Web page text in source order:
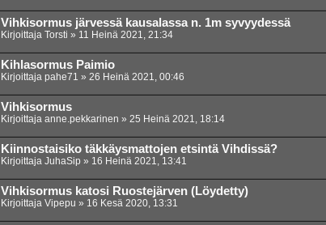
Vihkisormus järvessä kausalassa n. 1m syvyydessä
Kirjoittaja Torsti » 11 Heinä 2021, 21:34
Kihlasormus Paimio
Kirjoittaja pahe71 » 26 Heinä 2021, 00:46
Vihkisormus
Kirjoittaja anne.pekkarinen » 25 Heinä 2021, 18:14
Kiinnostaisiko täkkäysmattojen etsintä Vihdissä?
Kirjoittaja JuhaSip » 16 Heinä 2021, 13:41
Vihkisormus katosi Ruostejärven (Löydetty)
Kirjoittaja Vipepu » 16 Kesä 2020, 13:31